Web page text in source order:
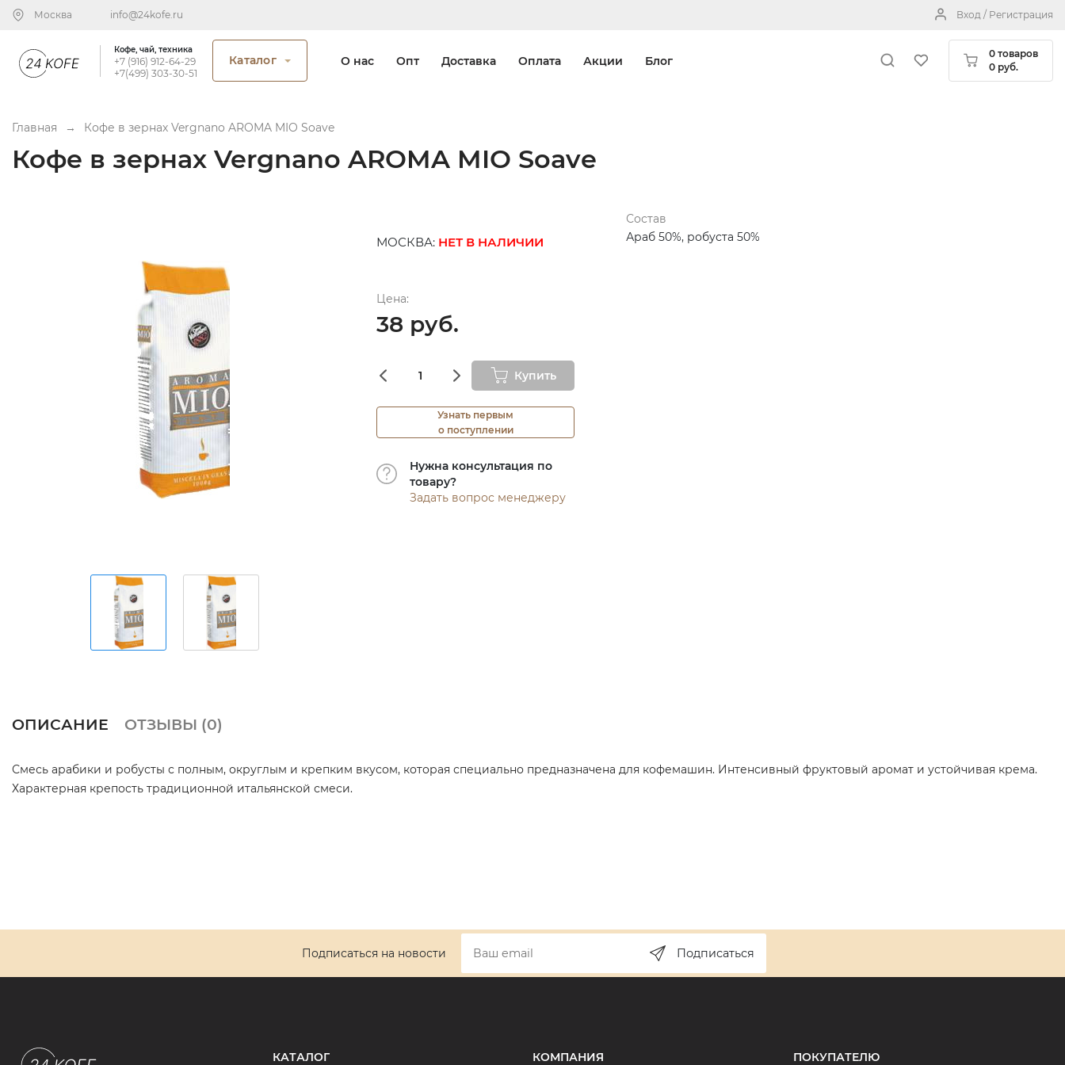
Вход / Регистрация
Москва info@24kofe.ru
0 товаров
0 руб.
Кофе, чай, техника
+7 (916) 912-64-29
+7(499) 303-30-51
Каталог О нас Опт Доставка Оплата Акции Блог
Главная → Кофе в зернах Vergnano AROMA MIO Soave
Кофе в зернах Vergnano AROMA MIO Soave
МОСКВА: НЕТ В НАЛИЧИИ
Цена:
38 руб.
Купить
Узнать первым
о поступлении
Нужна консультация по
товару?
Задать вопрос менеджеру
Состав
Араб 50%, робуста 50%
ОПИСАНИЕ ОТЗЫВЫ (0)
Смесь арабики и робусты с полным, округлым и крепким вкусом, которая специально предназначена для кофемашин. Интенсивный фруктовый аромат и устойчивая крема.
Характерная крепость традиционной итальянской смеси.
Подписаться на новости Подписаться
КАТАЛОГ КОМПАНИЯ ПОКУПАТЕЛЮ